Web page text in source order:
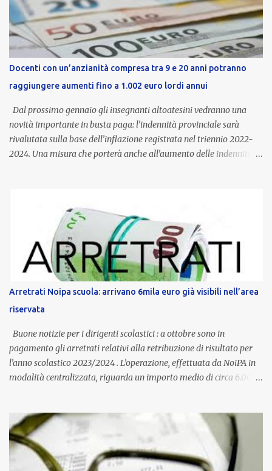
Docenti con un’anzianità compresa tra 9 e 20 anni potranno
raggiungere aumenti fino a 1.002 euro lordi annui
Dal prossimo gennaio gli insegnanti altoatesini vedranno una
novità importante in busta paga: l’indennità provinciale sarà
rivalutata sulla base dell’inflazione registrata nel triennio 2022-
2024. Una misura che porterà anche all’aumento delle indennità di
dedicato alle donne vittime di violenza di genere, in linea con la
normativa nazionale e con l’obiettivo di offrire maggiore tutela e
supporto in situazioni delicate. L’indennità provinciale per i docenti
è un unicum in Italia: si tratta di una misura esclusiva della
Provincia autonoma di Bolzano, che integra in maniera stabile lo
stipendio nazionale grazie alle prerogative garantite
dall’autonomia locale. Non è un bonus temporaneo né un
compenso accessorio, ma una voce strutturale di retribuzione,
aggiornata periodicamente in base al cost...
Arretrati Noipa scuola: arrivano 6mila euro già visibili nell’area
riservata
Buone notizie per i dirigenti scolastici : a ottobre sono in
pagamento gli arretrati relativi alla retribuzione di risultato per
l’anno scolastico 2023/2024 . L’operazione, effettuata da NoiPA in
modalità centralizzata, riguarda un importo medio di circa 6.000
ordinaria di ottobre . Cos’è la retribuzione di risultato La
retribuzione di risultato rappresenta la parte variabile dello
stipendio dei dirigenti scolastici. Viene corrisposta per valorizzare
la qualità dell’attività svolta, la gestione delle risorse e il